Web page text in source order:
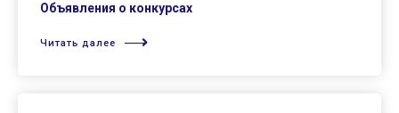
Объявления о конкурсах
Читать далее